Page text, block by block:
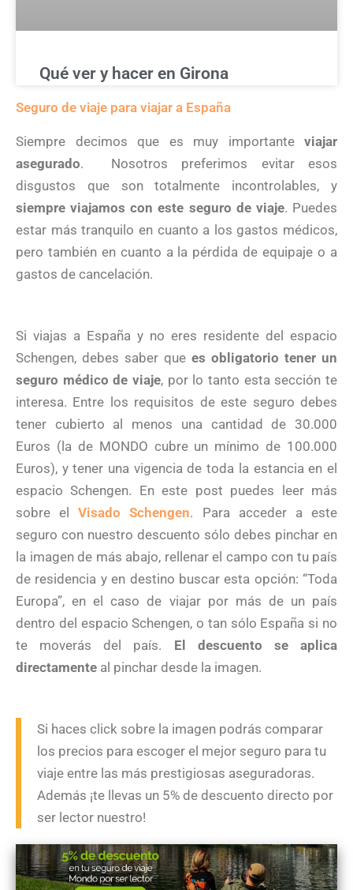
Qué ver y hacer en Girona
Seguro de viaje para viajar a España
Siempre decimos que es muy importante viajar
asegurado. Nosotros preferimos evitar esos
disgustos que son totalmente incontrolables, y
siempre viajamos con este seguro de viaje. Puedes
estar más tranquilo en cuanto a los gastos médicos,
pero también en cuanto a la pérdida de equipaje o a
gastos de cancelación.
Si viajas a España y no eres residente del espacio
Schengen, debes saber que es obligatorio tener un
seguro médico de viaje, por lo tanto esta sección te
interesa. Entre los requisitos de este seguro debes
tener cubierto al menos una cantidad de 30.000
Euros (la de MONDO cubre un mínimo de 100.000
Euros), y tener una vigencia de toda la estancia en el
espacio Schengen. En este post puedes leer más
sobre elVisado Schengen. Para acceder a este
seguro con nuestro descuento sólo debes pinchar en
la imagen de más abajo, rellenar el campo con tu país
de residencia y en destino buscar esta opción: “Toda
Europa”, en el caso de viajar por más de un país
dentro del espacio Schengen, o tan sólo España si no
te moverás del país. El descuento se aplica
directamente al pinchar desde la imagen.
Si haces click sobre la imagen podrás comparar
los precios para escoger el mejor seguro para tu
viaje entre las más prestigiosas aseguradoras.
Además ¡te llevas un 5% de descuento directo por
ser lector nuestro!